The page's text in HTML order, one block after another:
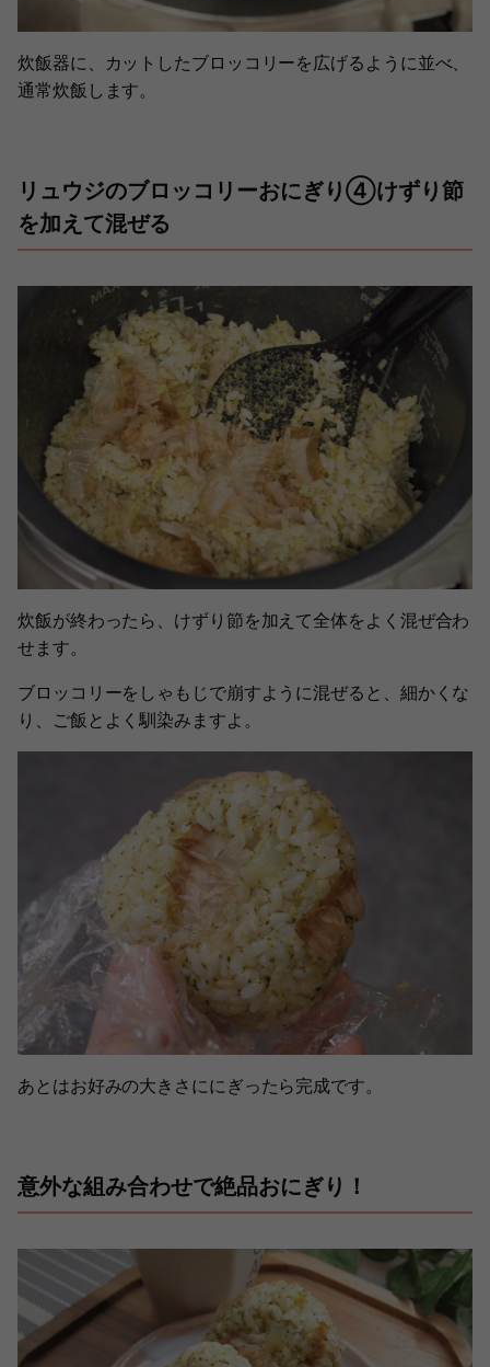
炊飯器に、カットしたブロッコリーを広げるように並べ、
通常炊飯します。
リュウジのブロッコリーおにぎり④けずり節
を加えて混ぜる
炊飯が終わったら、けずり節を加えて全体をよく混ぜ合わ
せます。
ブロッコリーをしゃもじで崩すように混ぜると、細かくな
り、ご飯とよく馴染みますよ。
あとはお好みの大きさににぎったら完成です。
意外な組み合わせで絶品おにぎり！